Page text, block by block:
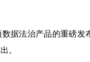
法治产品的重磅发
。